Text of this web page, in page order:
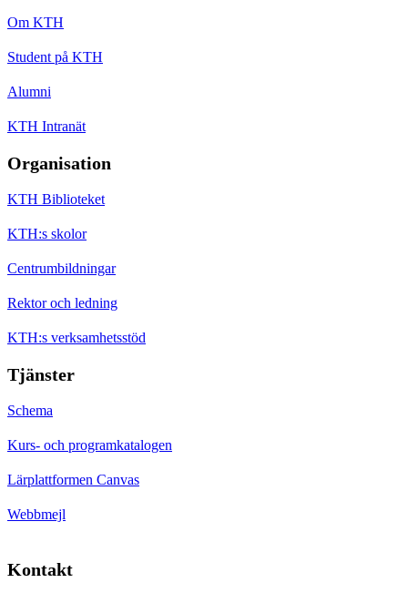
Om KTH
Student på KTH
Alumni
KTH Intranät
Organisation
KTH Biblioteket
KTH:s skolor
Centrumbildningar
Rektor och ledning
KTH:s verksamhetsstöd
Tjänster
Schema
Kurs- och programkatalogen
Lärplattformen Canvas
Webbmejl
Kontakt